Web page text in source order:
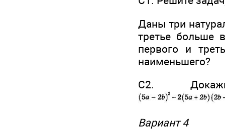
Даны три
третье больше
первого и
наименьшего?
С2.
Вариант 4